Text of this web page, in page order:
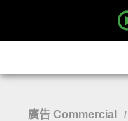
廣告 Commercial /